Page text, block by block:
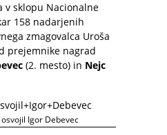
v sklopu Nacionalne
158 nadarjenih
zmagovalca Uroša
prejemnike nagrad
(2. mesto) in Nejc
Igor Debevec